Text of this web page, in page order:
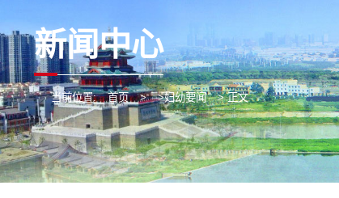
新闻中心
当前位置: 首页 > >妇幼要闻 > 正文